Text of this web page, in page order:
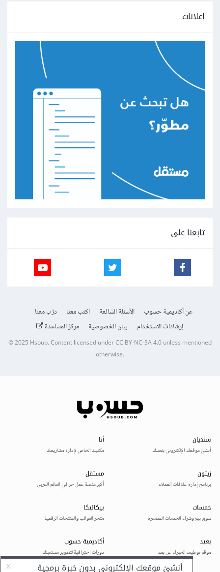
إعلانات
تابعنا على
عن أكاديمية حسوب الأسئلة الشائعة اكتب معنا
درّب معنا
إرشادات الاستخدام
بيان الخصوصية مركز المساعدة
© 2025Hsoub.Content licensed underCC BY-NC-SA 4.0unless mentioned
otherwise.